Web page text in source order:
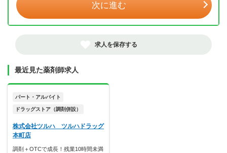
次に進む
求人を保存する
最近見た薬剤師求人
パート・アルバイト
ドラッグストア（調剤併設）
株式会社ツルハ ツルハドラッグ
本町店
調剤＋OTCで成長！残業10時間未満